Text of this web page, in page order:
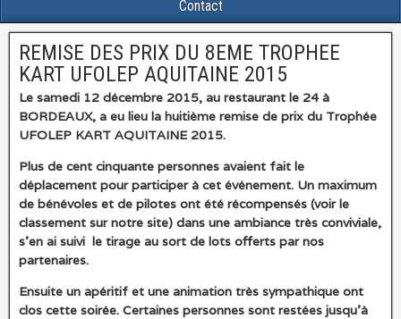
Contact
REMISE DES PRIX DU 8EME TROPHEE
KART UFOLEP AQUITAINE 2015
Le samedi 12 décembre 2015, au restaurant le 24 à
BORDEAUX, a eu lieu la huitième remise de prix du Trophée
UFOLEP KART AQUITAINE 2015.
Plus de cent cinquante personnes avaient fait le
déplacement pour participer à cet événement. Un maximum
de bénévoles et de pilotes ont été récompensés (voir le
classement sur notre site) dans une ambiance très conviviale,
s’en ai suivi le tirage au sort de lots offerts par nos
partenaires.
Ensuite un apéritif et une animation très sympathique ont
clos cette soirée. Certaines personnes sont restées jusqu’à